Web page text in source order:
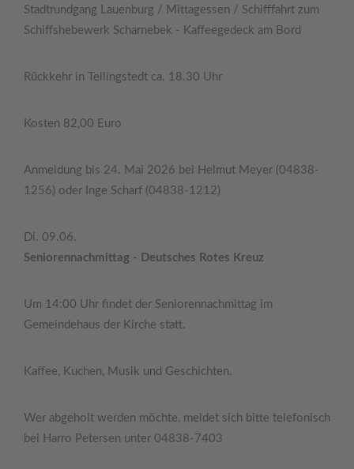
Stadtrundgang Lauenburg / Mittagessen / Schifffahrt zum
Schiffshebewerk Scharnebek - Kaffeegedeck am Bord
Rückkehr in Tellingstedt ca. 18.30 Uhr
Kosten 82,00 Euro
Anmeldung bis 24. Mai 2026 bei Helmut Meyer (04838-
1256) oder Inge Scharf (04838-1212)
Di. 09.06.
Seniorennachmittag - Deutsches Rotes Kreuz
Um 14:00 Uhr findet der Seniorennachmittag im
Gemeindehaus der Kirche statt.
Kaffee, Kuchen, Musik und Geschichten.
Wer abgeholt werden möchte, meldet sich bitte telefonisch
bei Harro Petersen unter 04838-7403